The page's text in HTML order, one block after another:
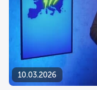
10.03.2026